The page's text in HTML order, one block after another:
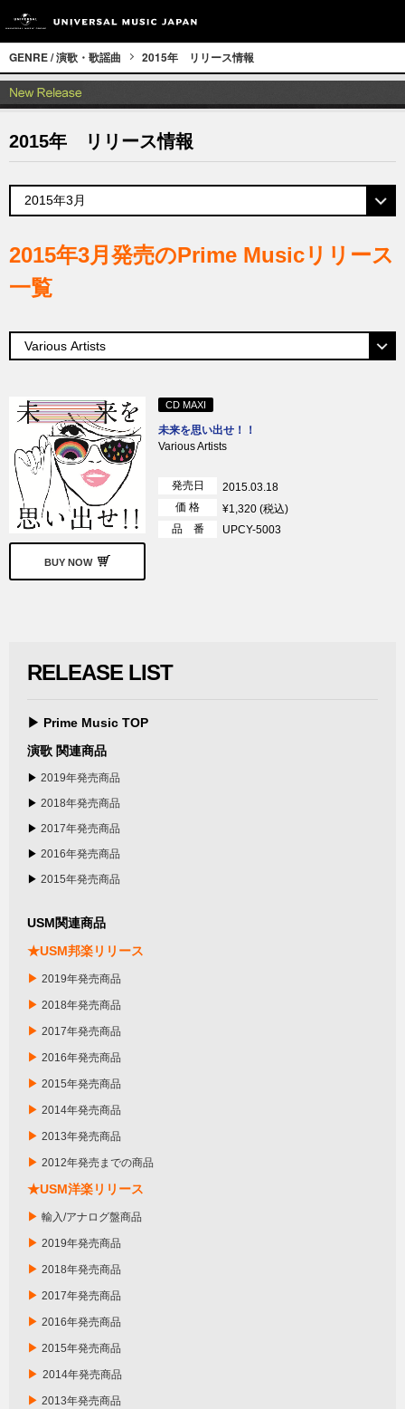
GENRE / 演歌・歌謡曲 2015年 リリース情報
2015年 リリース情報
2015年3月発売のPrime Musicリリース
一覧
BUY NOW
CD MAXI
未来を思い出せ！！
Various Artists
発売日
2015.03.18
価 格
¥1,320 (税込)
品 番
UPCY-5003
RELEASE LIST
▶ Prime Music TOP
演歌 関連商品
▶ 2019年発売商品
▶ 2018年発売商品
▶ 2017年発売商品
▶ 2016年発売商品
▶ 2015年発売商品
USM関連商品
★USM邦楽リリース
▶ 2019年発売商品
▶ 2018年発売商品
▶ 2017年発売商品
▶ 2016年発売商品
▶ 2015年発売商品
▶ 2014年発売商品
▶ 2013年発売商品
▶ 2012年発売までの商品
★USM洋楽リリース
▶ 輸入/アナログ盤商品
▶ 2019年発売商品
▶ 2018年発売商品
▶ 2017年発売商品
▶ 2016年発売商品
▶ 2015年発売商品
▶ 2014年発売商品
▶ 2013年発売商品